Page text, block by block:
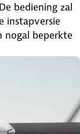
bediening zal
instapversie
nogal beperkte